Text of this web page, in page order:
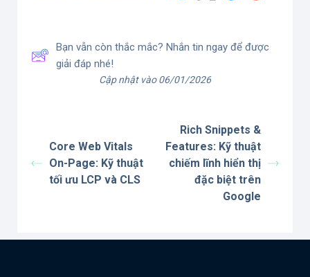
Bạn vẫn còn thắc mắc? Nhắn tin ngay để được
giải đáp nhé!
Cập nhật vào 06/01/2026
Core Web Vitals
On-Page: Kỹ thuật
tối ưu LCP và CLS
Rich Snippets &
Features: Kỹ thuật
chiếm lĩnh hiển thị
đặc biệt trên
Google